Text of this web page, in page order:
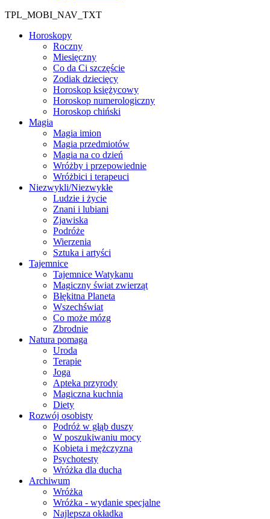
TPL_MOBI_NAV_TXT
Horoskopy
Roczny
Miesięczny
Co da Ci szczęście
Zodiak dziecięcy
Horoskop księżycowy
Horoskop numerologiczny
Horoskop chiński
Magia
Magia imion
Magia przedmiotów
Magia na co dzień
Wróżby i przepowiednie
Wróżbici i terapeuci
Niezwykli/Niezwykłe
Ludzie i życie
Znani i lubiani
Zjawiska
Podróże
Wierzenia
Sztuka i artyści
Tajemnice
Tajemnice Watykanu
Magiczny świat zwierząt
Błękitna Planeta
Wszechświat
Co może mózg
Zbrodnie
Natura pomaga
Uroda
Terapie
Joga
Apteka przyrody
Magiczna kuchnia
Diety
Rozwój osobisty
Podróż w głąb duszy
W poszukiwaniu mocy
Kobieta i mężczyzna
Psychotesty
Wróżka dla ducha
Archiwum
Wróżka
Wróżka - wydanie specjalne
Najlepsza okładka